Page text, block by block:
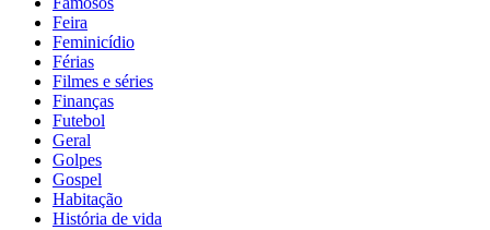
Feira
Feminicídio
Férias
Filmes e séries
Finanças
Futebol
Geral
Golpes
Gospel
Habitação
História de vida